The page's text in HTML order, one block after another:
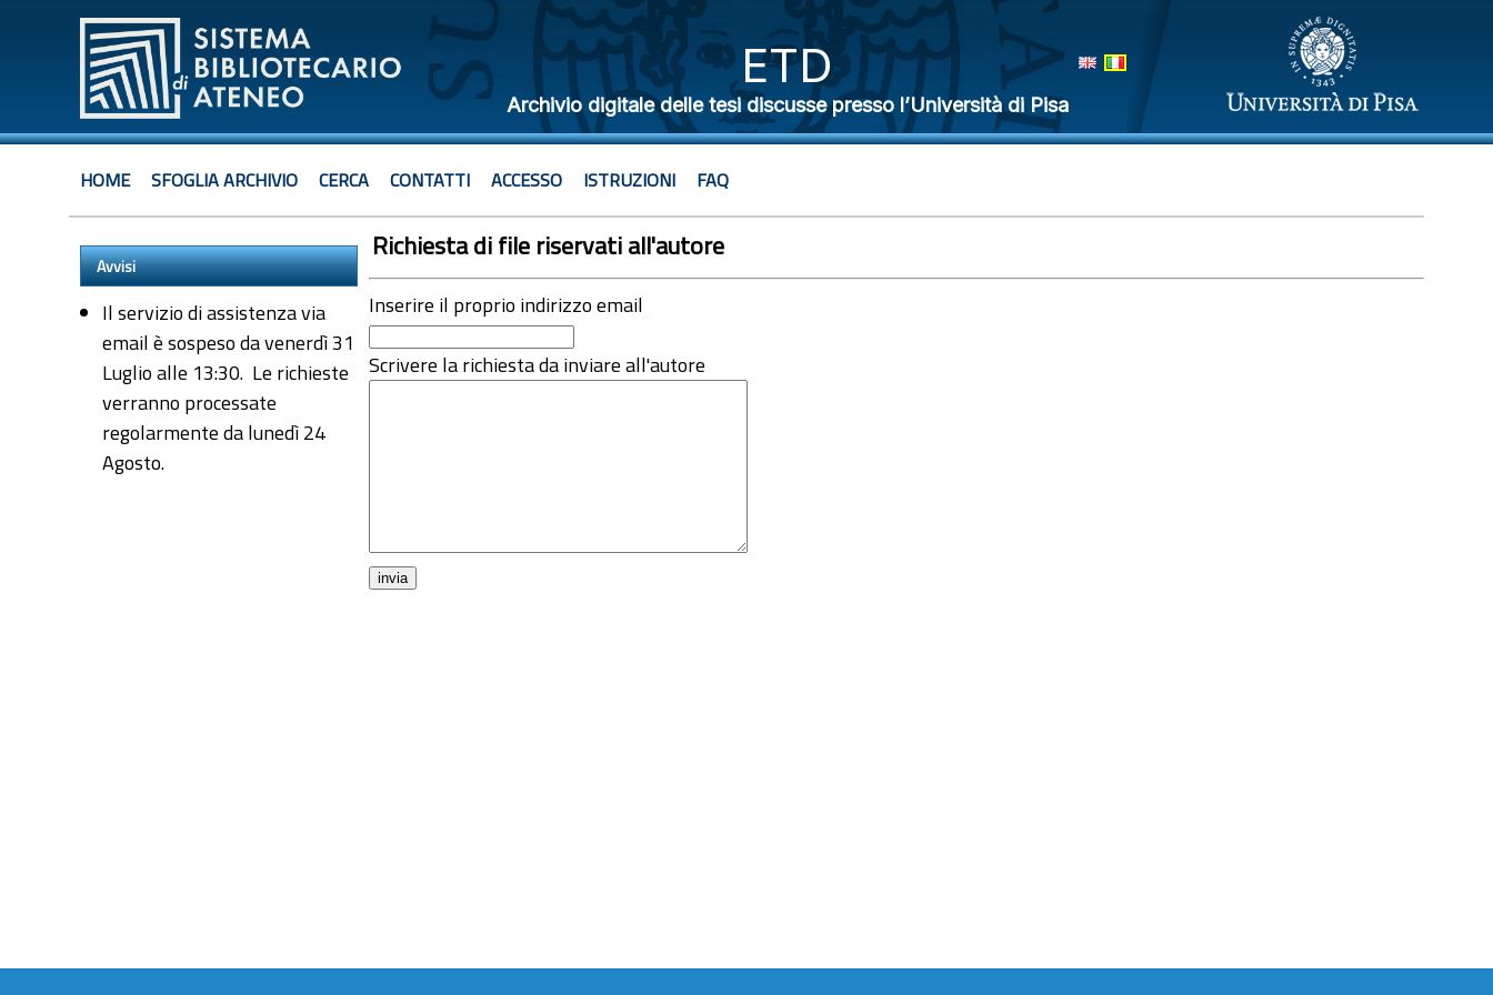
ETD
Archivio digitale delle tesi discusse presso l’Università di Pisa
HOME SFOGLIA ARCHIVIO CERCA CONTATTI ACCESSO ISTRUZIONI FAQ
Avvisi
Il servizio di assistenza via
email è sospeso da venerdì 31
Luglio alle 13:30. Le richieste
verranno processate
regolarmente da lunedì 24
Agosto.
Richiesta di file riservati all'autore
Inserire il proprio indirizzo email
Scrivere la richiesta da inviare all'autore